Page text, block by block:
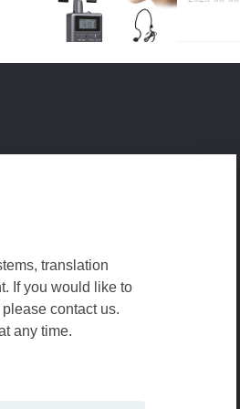
translation
If you would like to
contact us.
any time.